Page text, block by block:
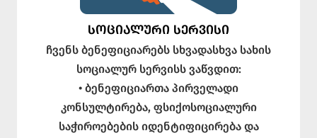
ᲡᲝᲪᲘᲐᲚᲣᲠᲘ ᲡᲔᲠᲕᲘᲡᲘ
ჩვენს ბენეფიციარებს სხვადასხვა სახის
სოციალურ სერვისს ვაწვდით:
• ბენეფიციართა პირველადი
კონსულტირება, ფსიქოსოციალური
საჭიროებების იდენტიფიცირება და